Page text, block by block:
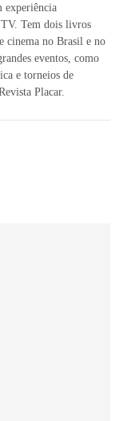
experiência
Tem dois livros
cinema no Brasil e no
eventos, como
e torneios de
Placar.